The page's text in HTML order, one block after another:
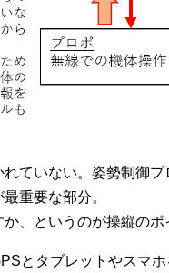
ていない。姿勢制御プ
重要な部分。
、というのが操縦のポ
とタブレットやスマホ